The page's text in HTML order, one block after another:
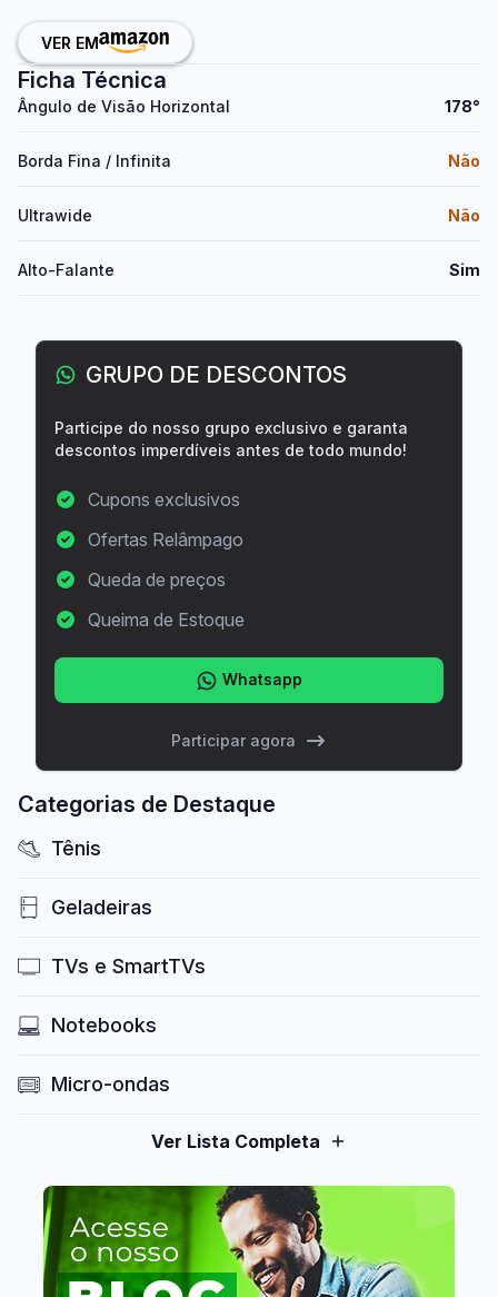
VER EM
Ficha Técnica
Ângulo de Visão Horizontal 178°
Borda Fina / Infinita Não
Ultrawide Não
Alto-Falante Sim
GRUPO DE DESCONTOS
Participe do nosso grupo exclusivo e garanta
descontos imperdíveis antes de todo mundo!
Cupons exclusivos
Ofertas Relâmpago
Queda de preços
Queima de Estoque
Whatsapp
Participar agora
Categorias de Destaque
Tênis
Geladeiras
TVs e SmartTVs
Notebooks
Micro-ondas
Ver Lista Completa